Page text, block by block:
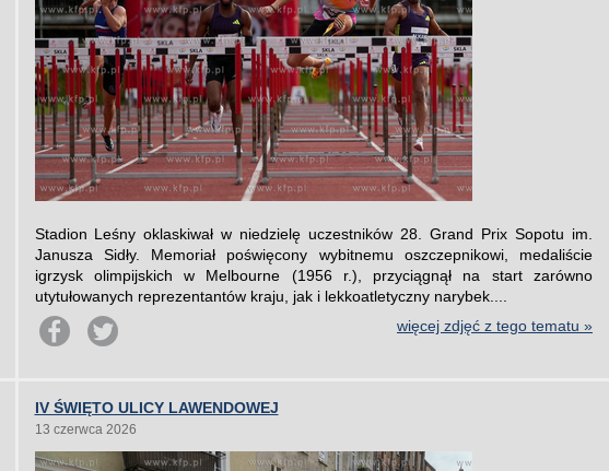
Stadion Leśny oklaskiwał w niedzielę uczestników 28. Grand Prix Sopotu im.
Janusza Sidły. Memoriał poświęcony wybitnemu oszczepnikowi, medaliście
igrzysk olimpijskich w Melbourne (1956 r.), przyciągnął na start zarówno
utytułowanych reprezentantów kraju, jak i lekkoatletyczny narybek....
więcej zdjęć z tego tematu »
IV ŚWIĘTO ULICY LAWENDOWEJ
13 czerwca 2026